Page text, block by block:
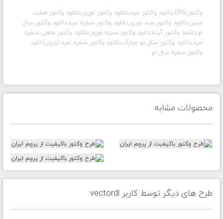
وکتور,EPS,دانلود وکتور عید,دانلود وکتور نوروز,دانلود وکتور هفت
سین,دانلود وکتور عید نورور,دانلود وکتور سفره عید,دانلود وکتور سال
نو,دانلود وکتور آینه,دانود وکتور سبزه نوروز,دانلود وکتور ماهی سفره
عید,دانلود وکتور سال نو مبارک,دانلود وکتور سفره عید نوروز,دانلود
وکتور سفره سال نو
محصولات مشابه
طرح های دیگر توسط کاربر vectordl